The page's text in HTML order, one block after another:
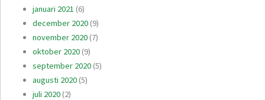
januari 2021 (6)
december 2020(9)
november 2020(7)
oktober 2020(9)
september 2020(5)
augusti 2020(5)
juli 2020(2)